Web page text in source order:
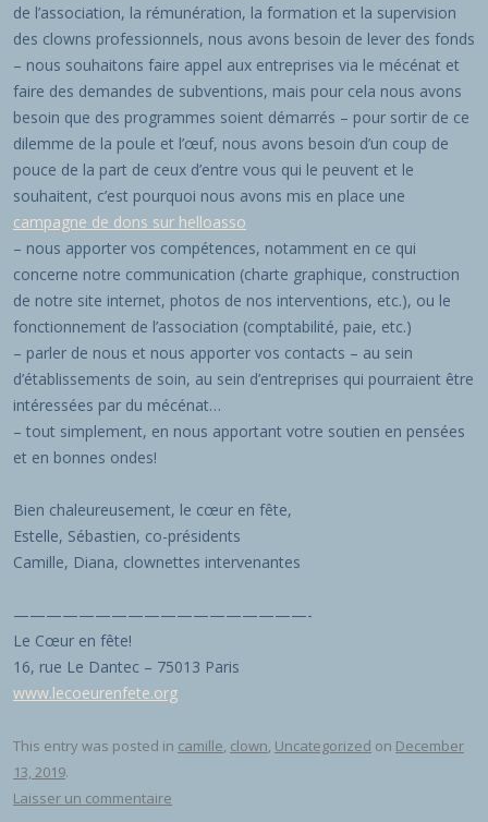
de l’association, la rémunération, la formation et la supervision
des clowns professionnels, nous avons besoin de lever des fonds
– nous souhaitons faire appel aux entreprises via le mécénat et
faire des demandes de subventions, mais pour cela nous avons
besoin que des programmes soient démarrés – pour sortir de ce
dilemme de la poule et l’œuf, nous avons besoin d’un coup de
pouce de la part de ceux d’entre vous qui le peuvent et le
souhaitent, c’est pourquoi nous avons mis en place une
campagne de dons sur helloasso
– nous apporter vos compétences, notamment en ce qui
concerne notre communication (charte graphique, construction
de notre site internet, photos de nos interventions, etc.), ou le
fonctionnement de l’association (comptabilité, paie, etc.)
– parler de nous et nous apporter vos contacts – au sein
d’établissements de soin, au sein d’entreprises qui pourraient être
intéressées par du mécénat…
– tout simplement, en nous apportant votre soutien en pensées
et en bonnes ondes!
Bien chaleureusement, le cœur en fête,
Estelle, Sébastien, co-présidents
Camille, Diana, clownettes intervenantes
——————————————————-
Le Cœur en fête!
16, rue Le Dantec – 75013 Paris
www.lecoeurenfete.org
This entry was posted in camille, clown, Uncategorized on December
13, 2019.
Laisser un commentaire